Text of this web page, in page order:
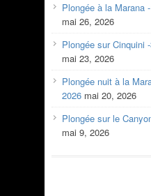
Plongée à la Marana
mai 26, 2026
Plongée sur Cinquini
mai 23, 2026
Plongée nuit à la
2026 mai 20, 2026
Plongée sur le
mai 9, 2026